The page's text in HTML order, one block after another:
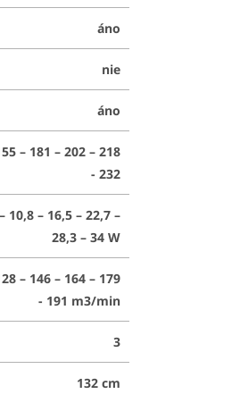
áno
nie
áno
– 181 – 202 – 218
- 232
10,8 – 16,5 – 22,7 –
28,3 – 34 W
– 146 – 164 – 179
- 191 m3/min
3
132 cm